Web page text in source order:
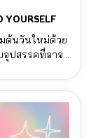
มต้นวันใหม่ด้วย
อุปสรรคที่อาจ